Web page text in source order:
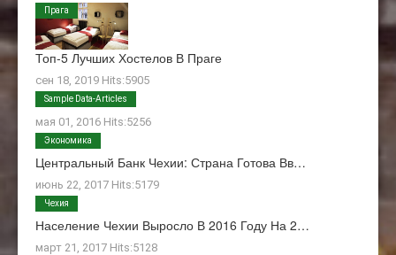
Топ-5 Лучших Хостелов В Праге
сен 18, 2019 Hits:5905
Прага
О Нас
мая 01, 2016 Hits:5256
Sample Data-Articles
Центральный Банк Чехии: Страна Готова Вв…
июнь 22, 2017 Hits:5179
Экономика
Население Чехии Выросло В 2016 Году На 2…
март 21, 2017 Hits:5128
Чехия